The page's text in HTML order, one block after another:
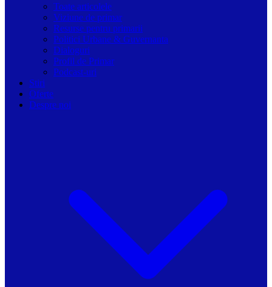
Toate articolele
Viziune de primar
Resurse pentru primarii
Politici Urbane & Guvernanta
Dialoguri
Profil de Primar
Podcast-uri
Stiri
Oferte
Despre noi